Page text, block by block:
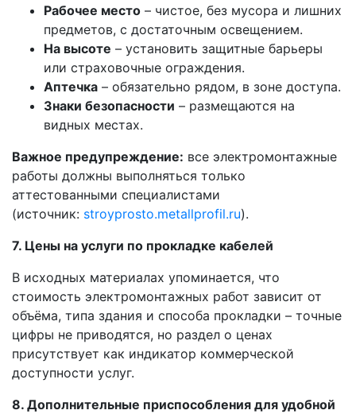
Рабочее место – чистое, без мусора и лишних
предметов, с достаточным освещением.
На высоте – установить защитные барьеры
или страховочные ограждения.
Аптечка – обязательно рядом, в зоне доступа.
Знаки безопасности – размещаются на
видных местах.
Важное предупреждение: все электромонтажные
работы должны выполняться только
аттестованными специалистами
(источник: stroyprosto.metallprofil.ru).
7. Цены на услуги по прокладке кабелей
В исходных материалах упоминается, что
стоимость электромонтажных работ зависит от
объёма, типа здания и способа прокладки – точные
цифры не приводятся, но раздел о ценах
присутствует как индикатор коммерческой
доступности услуг.
8. Дополнительные приспособления для удобной